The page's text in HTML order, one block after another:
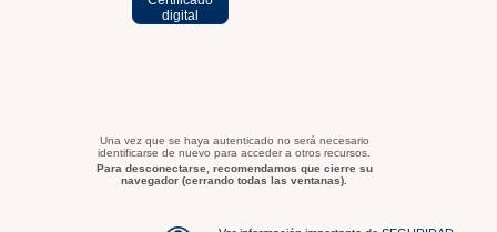
digital
Una vez que se haya autenticado no será necesario
identificarse de nuevo para acceder a otros recursos.
Para desconectarse, recomendamos que cierre su
navegador (cerrando todas las ventanas).